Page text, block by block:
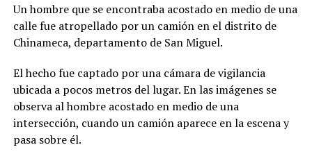
Comparte esto:
Facebook X
Un hombre que se encontraba acostado en medio de una
calle fue atropellado por un camión en el distrito de
Chinameca, departamento de San Miguel.
El hecho fue captado por una cámara de vigilancia
ubicada a pocos metros del lugar. En las imágenes se
observa al hombre acostado en medio de una
intersección, cuando un camión aparece en la escena y
pasa sobre él.